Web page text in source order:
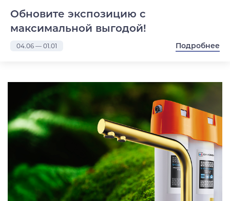
Обновите экспозицию с
максимальной выгодой!
04.06 — 01.01 Подробнее